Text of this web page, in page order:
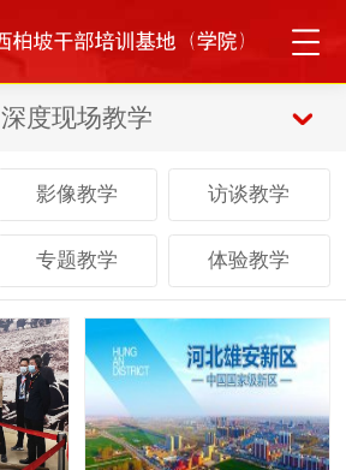
深度现场教学
影像教学 访谈教学
专题教学 体验教学